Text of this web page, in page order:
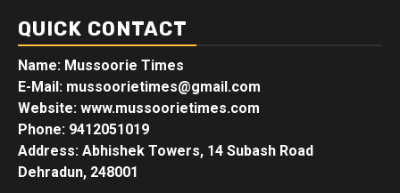
QUICK CONTACT
Name: Mussoorie Times
E-Mail: mussoorietimes@gmail.com
Website: www.mussoorietimes.com
Phone: 9412051019
Address: Abhishek Towers, 14 Subash Road
Dehradun, 248001